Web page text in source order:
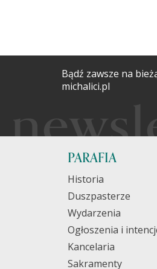
Bądź zawsze na
michalici.pl
PARAFIA
Historia
Duszpasterze
Wydarzenia
Ogłoszenia i
Kancelaria
Sakramenty